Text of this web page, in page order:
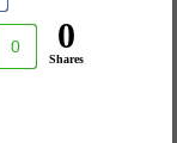
0 0
Shares